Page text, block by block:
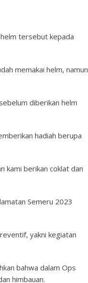
tersebut kepada
memakai helm, namun
diberikan helm
hadiah berupa
kami berikan coklat dan
Semeru 2023
yakni kegiatan
bahwa dalam Ops
himbauan.